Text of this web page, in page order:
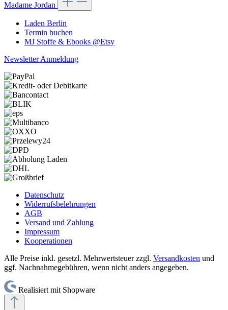
Madame Jordan
Laden Berlin
Termin buchen
MJ Stoffe & Ebooks @Etsy
Newsletter Anmeldung
Datenschutz
Widerrufsbelehrungen
AGB
Versand und Zahlung
Impressum
Kooperationen
Alle Preise inkl. gesetzl. Mehrwertsteuer zzgl. Versandkosten und
ggf. Nachnahmegebühren, wenn nicht anders angegeben.
Realisiert mit Shopware